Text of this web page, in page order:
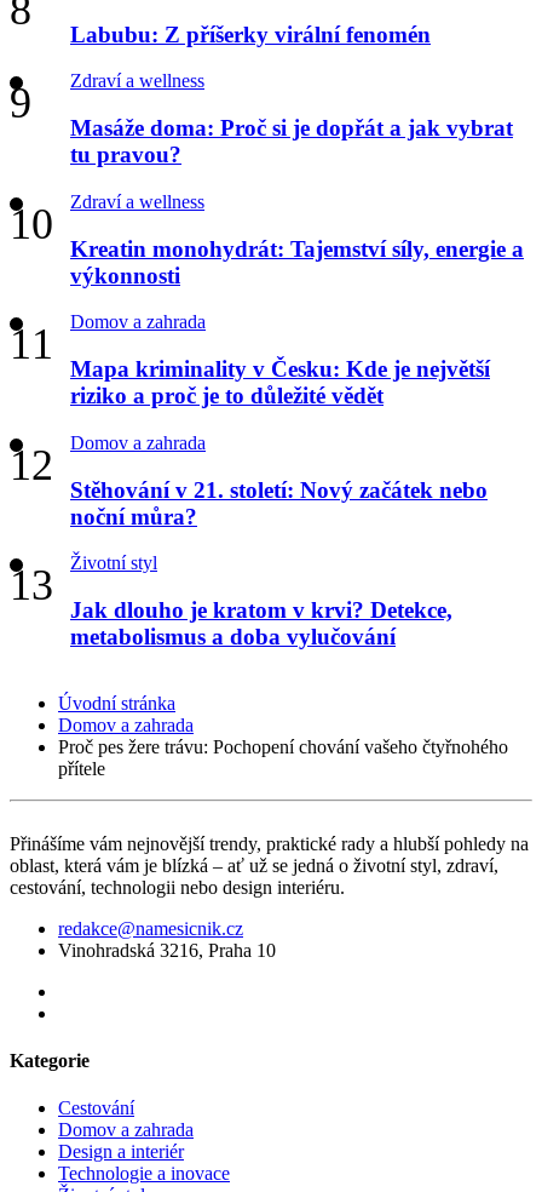
Labubu: Z příšerky virální fenomén
Zdraví a wellness
Masáže doma: Proč si je dopřát a jak vybrat
tu pravou?
Zdraví a wellness
Kreatin monohydrát: Tajemství síly, energie a
výkonnosti
Domov a zahrada
Mapa kriminality v Česku: Kde je největší
riziko a proč je to důležité vědět
Domov a zahrada
Stěhování v 21. století: Nový začátek nebo
noční můra?
Životní styl
Jak dlouho je kratom v krvi? Detekce,
metabolismus a doba vylučování
Úvodní stránka
Domov a zahrada
Proč pes žere trávu: Pochopení chování vašeho čtyřnohého
přítele
Přinášíme vám nejnovější trendy, praktické rady a hlubší pohledy na
oblast, která vám je blízká – ať už se jedná o životní styl, zdraví,
cestování, technologii nebo design interiéru.
redakce@namesicnik.cz
Vinohradská 3216, Praha 10
Kategorie
Cestování
Domov a zahrada
Design a interiér
Technologie a inovace